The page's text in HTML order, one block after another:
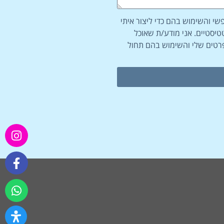
והשימוש בהם כדי ליצור איתי
אני מודע/ת שאוכל
שלי והשימוש בהם תחול